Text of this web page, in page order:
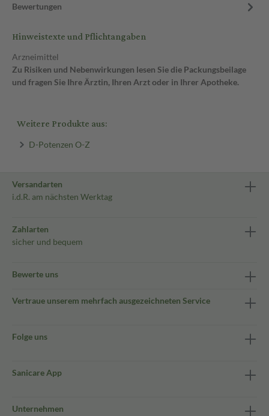
Bewertungen
Hinweistexte und Pflichtangaben
Arzneimittel
Zu Risiken und Nebenwirkungen lesen Sie die Packungsbeilage
und fragen Sie Ihre Ärztin, Ihren Arzt oder in Ihrer Apotheke.
Weitere Produkte aus:
D-Potenzen O-Z
Versandarten
i.d.R. am nächsten Werktag
Zahlarten
sicher und bequem
Bewerte uns
Vertraue unserem mehrfach ausgezeichneten Service
Folge uns
Sanicare App
Unternehmen